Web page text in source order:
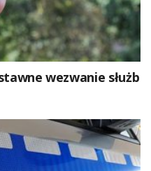
wezwanie służb